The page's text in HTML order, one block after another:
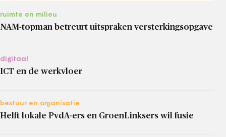
ruimte en milieu
NAM-topman betreurt uitspraken versterkingsopgave
digitaal
ICT en de werkvloer
bestuur en organisatie
Helft lokale PvdA-ers en GroenLinksers wil fusie